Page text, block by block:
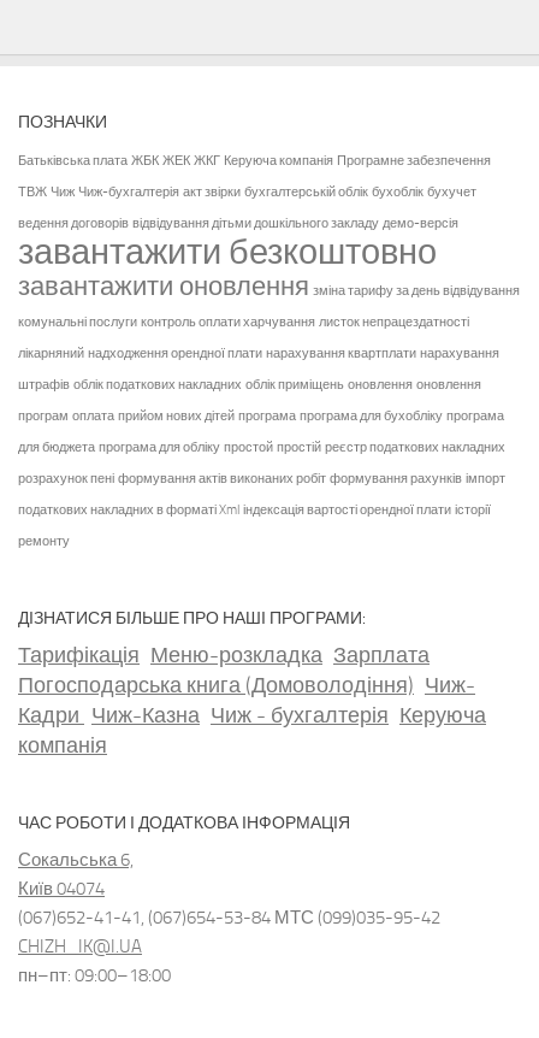
ПОЗНАЧКИ
Батьківська плата ЖБК ЖЕК ЖКГ Керуюча компанія Програмне забезпечення
ТВЖ Чиж Чиж-бухгалтерія акт звірки бухгалтерській облік бухоблік бухучет
ведення договорів відвідування дітьми дошкільного закладу демо-версія
завантажити безкоштовно
завантажити оновлення зміна тарифу за день відвідування
комунальні послуги контроль оплати харчування листок непрацездатності
лікарняний надходження орендної плати нарахування квартплати нарахування
штрафів облік податкових накладних облік приміщень оновлення оновлення
програм оплата прийом нових дітей програма програма для бухобліку програма
для бюджета програма для обліку простой простій реєстр податкових накладних
розрахунок пені формування актів виконаних робіт формування рахунків імпорт
податкових накладних в форматі Xml індексація вартості орендної плати історії
ремонту
ДІЗНАТИСЯ БІЛЬШЕ ПРО НАШІ ПРОГРАМИ:
Тарифікація Меню-розкладка Зарплата
Погосподарська книга (Домоволодіння) Чиж-
Кадри Чиж-Казна Чиж - бухгалтерія Керуюча
компанія
ЧАС РОБОТИ І ДОДАТКОВА ІНФОРМАЦІЯ
Сокальська 6,
Київ 04074
(067)652-41-41, (067)654-53-84 МТС (099)035-95-42
CHIZH_IK@I.UA
пн–пт: 09:00–18:00